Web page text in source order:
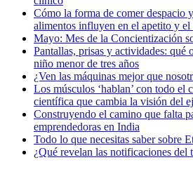
Cómo la forma de comer despacio
alimentos influyen en el apetito y el
Mayo: Mes de la Concientización
Pantallas, prisas y actividades: qué
niño menor de tres años
¿Ven las máquinas mejor que
Los músculos ‘hablan’ con todo el
científica que cambia la visión del
Construyendo el camino que falta
emprendedoras en India
Todo lo que necesitas saber sobre
¿Qué revelan las notificaciones del